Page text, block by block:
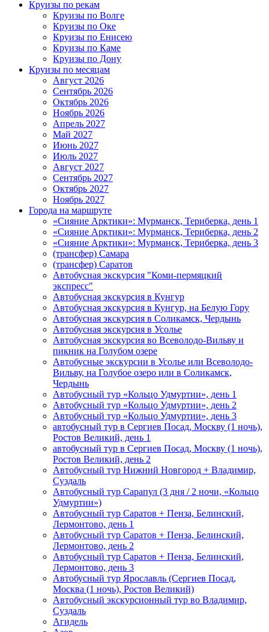
Круизы по рекам
Круизы по Волге
Круизы по Оке
Круизы по Енисею
Круизы по Каме
Круизы по Дону
Круизы по месяцам
Август 2026
Сентябрь 2026
Октябрь 2026
Ноябрь 2026
Апрель 2027
Май 2027
Июнь 2027
Июль 2027
Август 2027
Сентябрь 2027
Октябрь 2027
Ноябрь 2027
Города на маршруте
«Сияние Арктики»: Мурманск, Териберка, день 1
«Сияние Арктики»: Мурманск, Териберка, день 2
«Сияние Арктики»: Мурманск, Териберка, день 3
(трансфер) Самара
(трансфер) Саратов
Автобусная экскурсия "Коми-пермяцкий
экспресс"
Автобусная экскурсия в Кунгур
Автобусная экскурсия в Кунгур, на Белую Гору
Автобусная экскурсия в Соликамск, Чердынь
Автобусная экскурсия в Усолье
Автобусная экскурсия во Всеволодо-Вильву и
пикник на Голубом озере
Автобусные экскурсии в Усолье или Всеволодо-
Вильву, на Голубое озеро или в Соликамск,
Чердынь
Автобусный тур «Кольцо Удмуртии», день 1
Автобусный тур «Кольцо Удмуртии», день 2
Автобусный тур «Кольцо Удмуртии», день 3
автобусный тур в Сергиев Посад, Москву (1 ночь),
Ростов Великий, день 1
автобусный тур в Сергиев Посад, Москву (1 ночь),
Ростов Великий, день 2
Автобусный тур Нижний Новгород + Владимир,
Суздаль
Автобусный тур Сарапул (3 дня / 2 ночи, «Кольцо
Удмуртии»)
Автобусный тур Саратов + Пенза, Белинский,
Лермонтово, день 1
Автобусный тур Саратов + Пенза, Белинский,
Лермонтово, день 2
Автобусный тур Саратов + Пенза, Белинский,
Лермонтово, день 3
Автобусный тур Ярославль (Сергиев Посад,
Москва (1 ночь), Ростов Великий)
Автобусный экскурсионный тур во Владимир,
Суздаль
Агидель